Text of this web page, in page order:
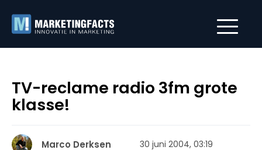
TV-reclame radio 3fm grote
klasse!
Marco Derksen 30 juni 2004, 03:19